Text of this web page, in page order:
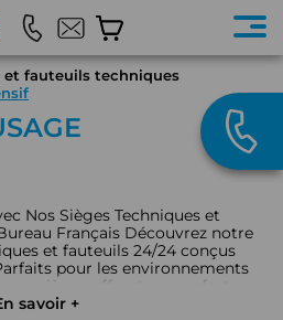
et fauteuils techniques
Nos Sièges Techniques et
Français Découvrez notre
et fauteuils 24/24 conçus
pour les environnements
ces sièges offrent un confort
durable, même lors
savoir +